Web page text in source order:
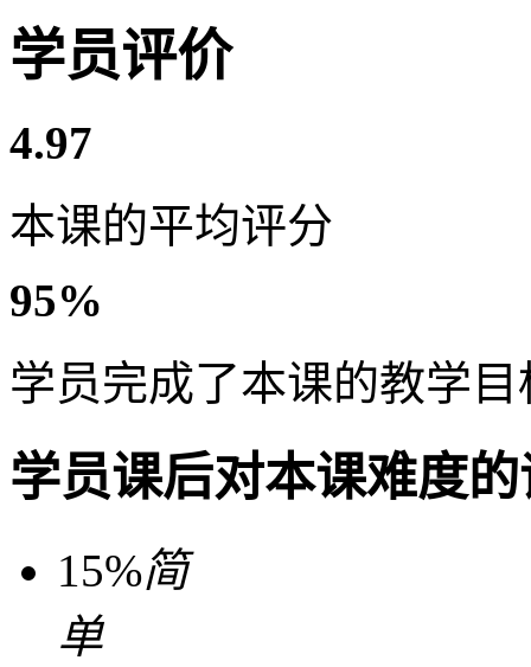
学员评价
4.97
本课的平均评分
95%
学员完成了本课的教学目
学员课后对本课难度
15%简
单